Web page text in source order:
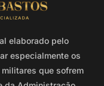
elaborado pelo
especialmente os
que sofrem